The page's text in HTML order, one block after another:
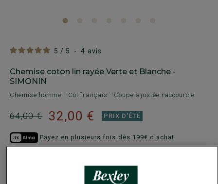
5 / 5 - 4 avis
Chemise coton lin rayée Verte et Blanche -
SIMONIN
Chemise homme - Col français - Coupe ajustée raccourcie
64,00 € 32,00 € PRIX D'ÉTÉ
Payez en plusieurs fois dès 199€ d'achat